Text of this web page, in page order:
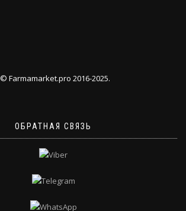
© Farmamarket.pro 2016-2025.
ОБРАТНАЯ СВЯЗЬ